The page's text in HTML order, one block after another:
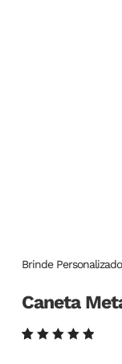
Brinde Personalizado
Caneta